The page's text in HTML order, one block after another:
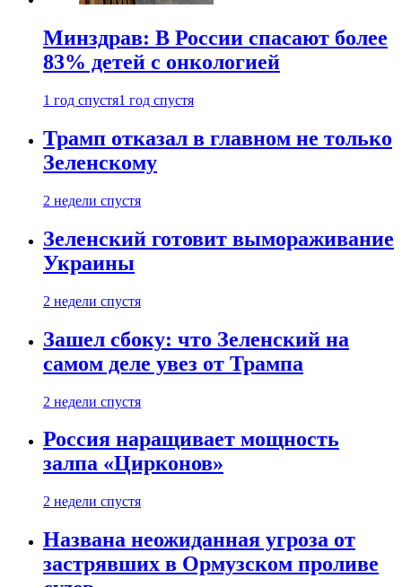
Минздрав: В России спасают более
83% детей с онкологией
1 год спустя1 год спустя
Трамп отказал в главном не только
Зеленскому
2 недели спустя
Зеленский готовит вымораживание
Украины
2 недели спустя
Зашел сбоку: что Зеленский на
самом деле увез от Трампа
2 недели спустя
Россия наращивает мощность
залпа «Цирконов»
2 недели спустя
Названа неожиданная угроза от
застрявших в Ормузском проливе